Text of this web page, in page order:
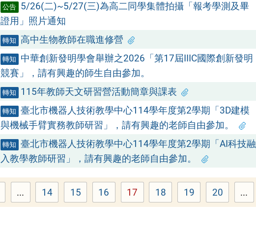
公告 5/26(二)~5/27(三)為高二同學集體拍攝「報考學測及畢
證用」照片通知
轉知 高中生物教師在職進修營
轉知
中華創新發明學會舉辦之2026「第17屆IIIC國際創新發明
競賽」，請有興趣的師生自由參加。
轉知 115年教師天文研習營活動簡章與課表
轉知 臺北市機器人技術教學中心114學年度第2學期「3D建模
與機械手臂實務教師研習」，請有興趣的老師自由參加。
轉知 臺北市機器人技術教學中心114學年度第2學期「AI科技融
入教學教師研習」，請有興趣的老師自由參加。
Page... Page
14 Page
15 Page
16 Page
17 Page
18 Page
19 Page
20 ...